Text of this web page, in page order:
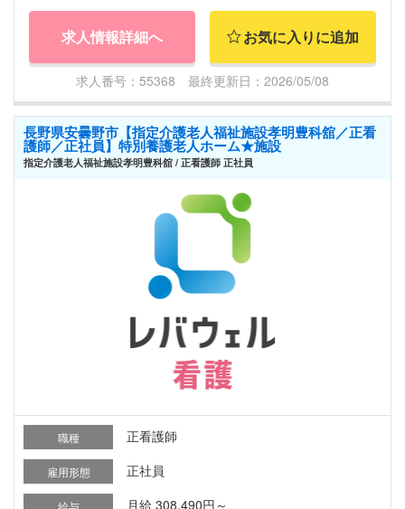
求人情報詳細へ お気に入りに追加
求人番号：55368 最終更新日：2026/05/08
長野県安曇野市【指定介護老人福祉施設孝明豊科舘／正看
護師／正社員】特別養護老人ホーム★施設
指定介護老人福祉施設孝明豊科舘 / 正看護師 正社員
職種 正看護師
雇用形態 正社員
給与 月給 308,490円～